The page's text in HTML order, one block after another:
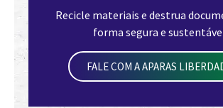
Recicle materiais e destrua
forma segura e
FALE COM A APARAS